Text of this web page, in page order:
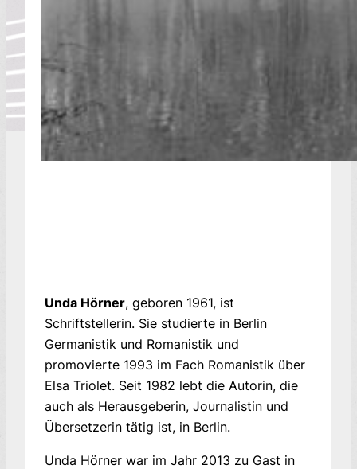
Unda Hörner, geboren 1961, ist
Schriftstellerin. Sie studierte in Berlin
Germanistik und Romanistik und
promovierte 1993 im Fach Romanistik über
Elsa Triolet. Seit 1982 lebt die Autorin, die
auch als Herausgeberin, Journalistin und
Übersetzerin tätig ist, in Berlin.
Unda Hörner war im Jahr 2013 zu Gast in